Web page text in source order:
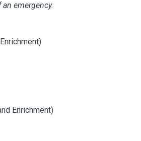
emergency.
Enrichment)